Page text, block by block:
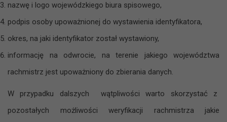
nazwę i logo wojewódzkiego biura spisowego,
podpis osoby upoważnionej do wystawienia identyfikatora,
okres, na jaki identyfikator został wystawiony,
informację na odwrocie, na terenie jakiego województwa
rachmistrz jest upoważniony do zbierania danych.
W przypadku dalszych wątpliwości warto skorzystać z
pozostałych możliwości weryfikacji rachmistrza jakie